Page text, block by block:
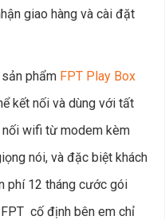
giao hàng và cài đặt
phẩm FPT Play Box
kết nối và dùng với tất
nối wifi từ modem kèm
nói, và đặc biệt khách
phí 12 tháng cước gói
FPT cố định bên em chỉ